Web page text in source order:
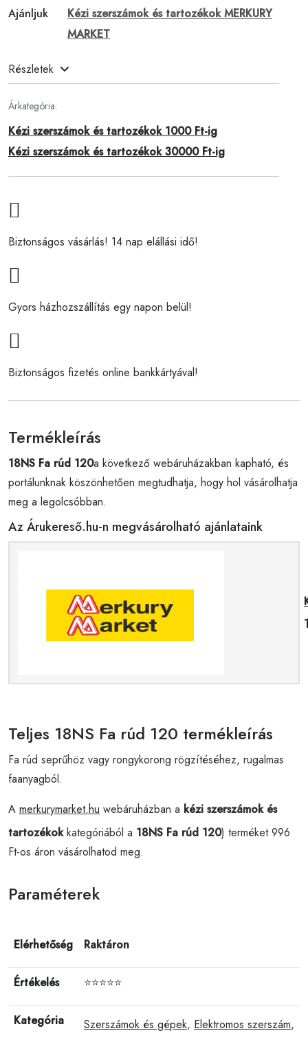
Ajánljuk
Kézi szerszámok és tartozékok MERKURY
MARKET
Részletek
Árkategória:
Kézi szerszámok és tartozékok 1000 Ft-ig
Kézi szerszámok és tartozékok 30000 Ft-ig
Biztonságos vásárlás! 14 nap elállási idő!
Gyors házhozszállítás egy napon belül!
Biztonságos fizetés online bankkártyával!
Termékleírás
18NS Fa rúd 120a következő webáruházakban kapható, és
portálunknak köszönhetően megtudhatja, hogy hol vásárolhatja
meg a legolcsóbban.
Az Árukereső.hu-n megvásárolható ajánlataink
Teljes 18NS Fa rúd 120 termékleírás
Fa rúd seprűhöz vagy rongykorong rögzítéséhez, rugalmas
faanyagból.
A merkurymarket.hu webáruházban a kézi szerszámok és
tartozékokkategóriából a 18NS Fa rúd 120) terméket 996
Ft-os áron vásárolhatod meg.
Paraméterek
Elérhetőség Raktáron
Értékelés ⭐⭐⭐⭐⭐
Kategória Szerszámok és gépek, Elektromos szerszám,